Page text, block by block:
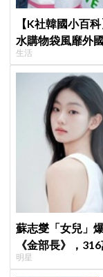
【K社韓國小百
水購物袋風靡外
生活
蘇志燮「女兒」
《金部長》，
明星